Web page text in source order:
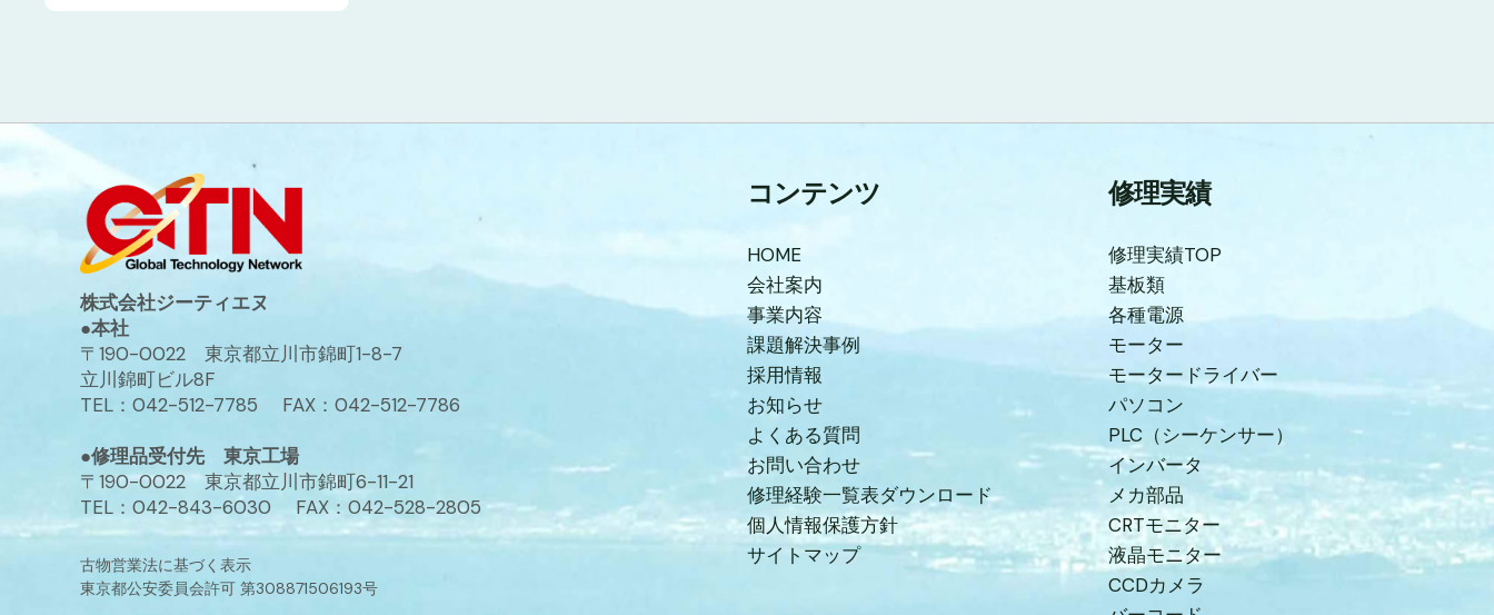
株式会社ジーティエヌ
●本社
〒190-0022 東京都立川市錦町1-8-7
立川錦町ビル8F
TEL：042-512-7785 FAX：042-512-7786
●修理品受付先 東京工場
〒190-0022 東京都立川市錦町6-11-21
TEL：042-843-6030 FAX：042-528-2805
古物営業法に基づく表示
東京都公安委員会許可 第308871506193号
コンテンツ
HOME
会社案内
事業内容
課題解決事例
採用情報
お知らせ
よくある質問
お問い合わせ
修理経験一覧表ダウンロード
個人情報保護方針
サイトマップ
修理実績
修理実績TOP
基板類
各種電源
モーター
モータードライバー
パソコン
PLC（シーケンサー）
インバータ
メカ部品
CRTモニター
液晶モニター
CCDカメラ